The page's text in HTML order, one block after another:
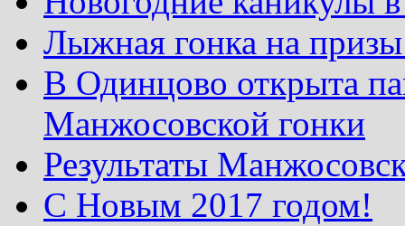
Лыжная гонка на
В Одинцово открыта
Манжосовской гонки
Результаты
С Новым 2017 годом!